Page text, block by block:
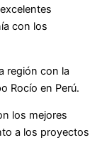
con los
región con la
Rocío en Perú.
los mejores
a los proyectos